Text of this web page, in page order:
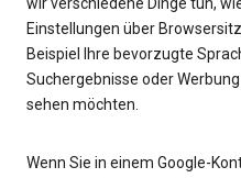
wir verschiedene Dinge tun,
Einstellungen über
Beispiel Ihre bevorzugte
Suchergebnisse oder
sehen möchten.
Wenn Sie in einem Google-